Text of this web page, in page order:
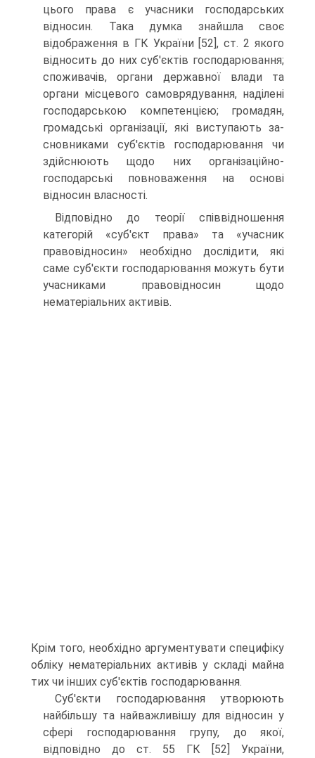
цього права є учасники господарських
відносин. Така думка знайшла своє
відображення в ГК України [52], ст. 2 яко­го
відносить до них суб'єктів господарювання;
спожи­вачів, органи державної влади та
органи місцевого са­моврядування, наділені
господарською компетенцією; громадян,
громадські організації, які виступають за­
сновниками суб'єктів господарювання чи
здійснюють щодо них організаційно-
господарські повноваження на основі
відносин власності.
Відповідно до теорії співвідношення
категорій «суб'єкт права» та «учасник
правовідносин» необхідно дослідити, які
саме суб'єкти господарювання можуть бути
учасниками правовідносин щодо
нематеріальних активів.
Крім того, необхідно аргументувати специфі­ку
обліку нематеріальних активів у складі майна
тих чи інших суб'єктів господарювання.
Суб'єкти господарювання утворюють
найбіль­шу та найважливішу для відносин у
сфері господа­рювання групу, до якої,
відповідно до ст. 55 ГК [52] України,